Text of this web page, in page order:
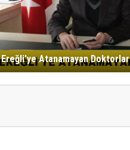
Ereğli'ye Atanamayan Doktorlar